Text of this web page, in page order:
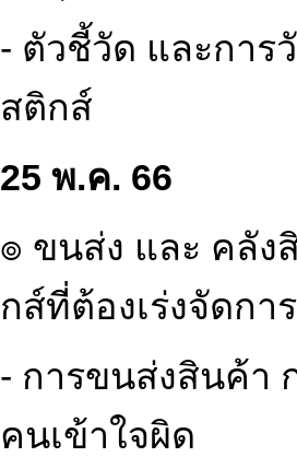
- ตัวชี้วัด และการ
สติกส์
25 พ.ค. 66
๏ ขนส่ง และ คลั
กส์ที่ต้องเร่งจัดการ
- การขนส่งสินค้า
คนเข้าใจผิด